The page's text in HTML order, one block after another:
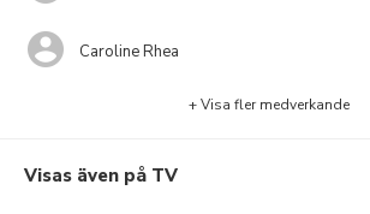
Caroline Rhea
+ Visa fler medverkande
Visas även på TV